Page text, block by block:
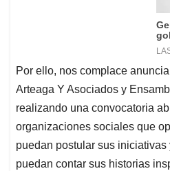
Por ello, nos complace
Arteaga Y Asociados y
realizando una convocatoria
organizaciones sociales que
puedan postular sus iniciativas
puedan contar sus historias